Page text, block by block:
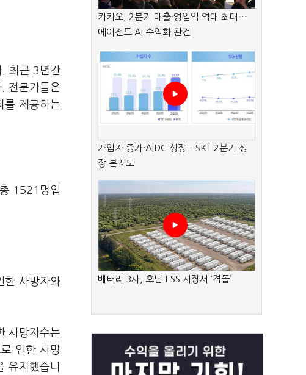
. 최근 3년간
전문가들은
를 제공하는
1521명입
한 사망자와
사망자수는
인한 사망
지했습니
카카오, 2분기 매출·영업익 역대 최대…
에이전트 AI 수익화 관건
가입자 증가·AIDC 성장…SKT 2분기 성
장 본궤도
배터리 3사, 호남 ESS 시장서 ‘격돌’